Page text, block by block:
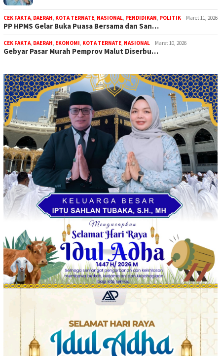
CEK FAKTA, DAERAH, KOTA TERNATE, NASIONAL, PENDIDIKAN, POLITIK Maret 11, 2026
PP HPMS Gelar Buka Puasa Bersama dan San…
CEK FAKTA, DAERAH, EKONOMI, KOTA TERNATE, NASIONAL Maret 10, 2026
Gebyar Pasar Murah Pemprov Malut Diserbu…